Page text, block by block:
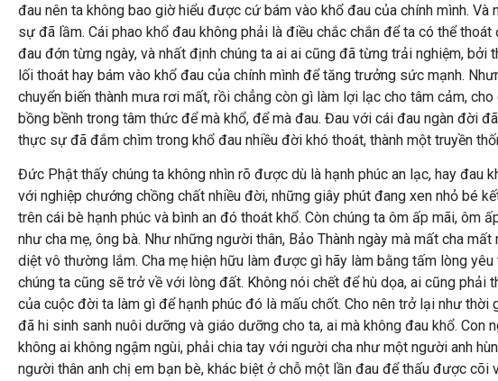
đau nên ta không bao giờ hiểu được cứ bám vào khổ đau của chính mình.
sự đã lầm. Cái phao khổ đau không phải là điều chắc chắn để ta có thể
đau đớn từng ngày, và nhất định chúng ta ai ai cũng đã từng trải nghiệm,
lối thoát hay bám vào khổ đau của chính mình để tăng trưởng sức mạnh.
chuyển biến thành mưa rơi mất, rồi chẳng còn gì làm lợi lạc cho tâm cảm,
bồng bềnh trong tâm thức để mà khổ, để mà đau. Đau với cái đau ngàn đời
thực sự đã đắm chìm trong khổ đau nhiều đời khó thoát, thành một truyền
Đức Phật thấy chúng ta không nhìn rõ được dù là hạnh phúc an lạc, hay
với nghiệp chướng chồng chất nhiều đời, những giây phút đang xen nhỏ bé
trên cái bè hạnh phúc và bình an đó thoát khổ. Còn chúng ta ôm ấp mãi,
như cha mẹ, ông bà. Như những người thân, Bảo Thành ngày mà mất cha
diệt vô thường lắm. Cha mẹ hiện hữu làm được gì hãy làm bằng tấm lòng
chúng ta cũng sẽ trở về với lòng đất. Không nói chết để hù dọa, ai cũng
của cuộc đời ta làm gì để hạnh phúc đó là mấu chốt. Cho nên trở lại như
đã hi sinh sanh nuôi dưỡng và giáo dưỡng cho ta, ai mà không đau khổ.
không ai không ngậm ngùi, phải chia tay với người cha như một người anh
người thân anh chị em bạn bè, khác biệt ở chỗ một lần đau để thấu được